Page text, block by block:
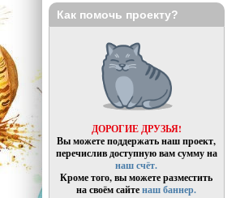
Как помочь проекту?
ДОРОГИЕ ДРУЗЬЯ!
Вы можете поддержать наш проект,
перечислив доступную вам сумму на
наш счёт.
Кроме того, вы можете разместить
на своём сайтенаш баннер.